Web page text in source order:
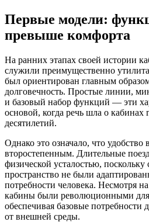
Первые модели:
превыше комфорта
На ранних этапах своей истории
служили преимущественно
был ориентирован главным
долговечность. Простые линии,
и базовый набор функций — эти
основой, когда речь шла о
десятилетий.
Однако это означало, что удобство
второстепенным. Длительные
физической усталостью, поскольку
пространство не были
потребности человека. Несмотря
кабины были революционными для
обеспечивая базовые потребности
от внешней среды.